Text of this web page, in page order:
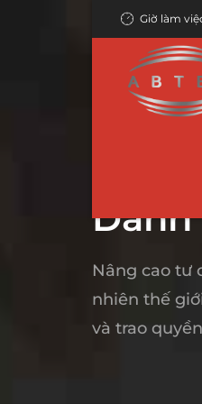
Giờ làm
Ống liền mạch
Kết cấu ống
Đường ống
Ống thép liền
Nâng cao tư
nhiên thế
và trao